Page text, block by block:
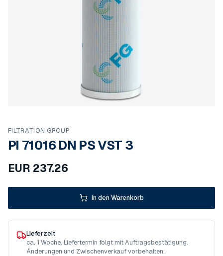
FILTRATION GROUP
PI 71016 DN PS VST 3
EUR 237.26
In den Warenkorb
Lieferzeit
ca. 1 Woche. Liefertermin folgt mit Auftragsbestätigung.
Änderungen und Zwischenverkauf vorbehalten.